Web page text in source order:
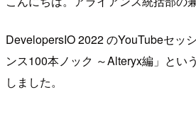
DevelopersIO 2022 のYouTubeセッ
ンス100本ノック ～Alteryx編」とい
しました。